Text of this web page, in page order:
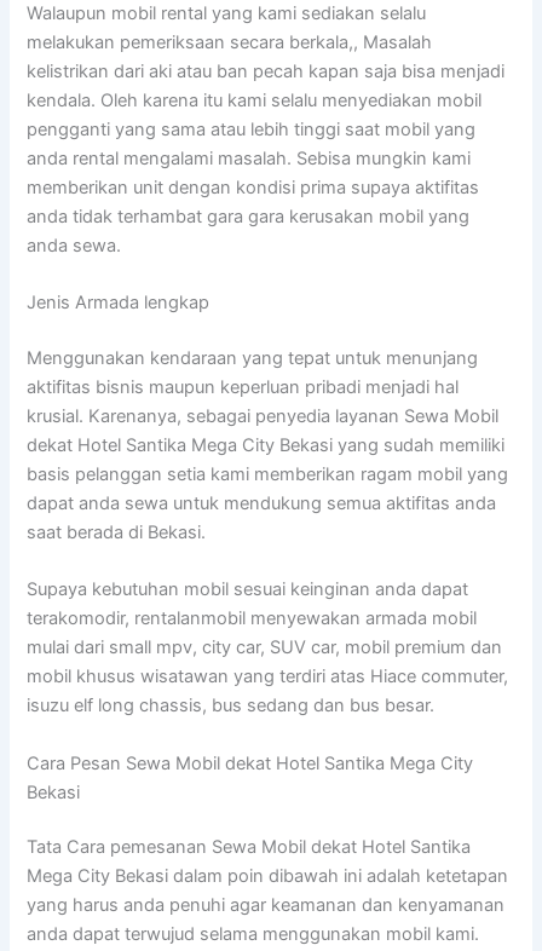
Walaupun mobil rental yang kami sediakan selalu
melakukan pemeriksaan secara berkala,, Masalah
kelistrikan dari aki atau ban pecah kapan saja bisa menjadi
kendala. Oleh karena itu kami selalu menyediakan mobil
pengganti yang sama atau lebih tinggi saat mobil yang
anda rental mengalami masalah. Sebisa mungkin kami
memberikan unit dengan kondisi prima supaya aktifitas
anda tidak terhambat gara gara kerusakan mobil yang
anda sewa.
Jenis Armada lengkap
Menggunakan kendaraan yang tepat untuk menunjang
aktifitas bisnis maupun keperluan pribadi menjadi hal
krusial. Karenanya, sebagai penyedia layanan Sewa Mobil
dekat Hotel Santika Mega City Bekasi yang sudah memiliki
basis pelanggan setia kami memberikan ragam mobil yang
dapat anda sewa untuk mendukung semua aktifitas anda
saat berada di Bekasi.
Supaya kebutuhan mobil sesuai keinginan anda dapat
terakomodir, rentalanmobil menyewakan armada mobil
mulai dari small mpv, city car, SUV car, mobil premium dan
mobil khusus wisatawan yang terdiri atas Hiace commuter,
isuzu elf long chassis, bus sedang dan bus besar.
Cara Pesan Sewa Mobil dekat Hotel Santika Mega City
Bekasi
Tata Cara pemesanan Sewa Mobil dekat Hotel Santika
Mega City Bekasi dalam poin dibawah ini adalah ketetapan
yang harus anda penuhi agar keamanan dan kenyamanan
anda dapat terwujud selama menggunakan mobil kami.